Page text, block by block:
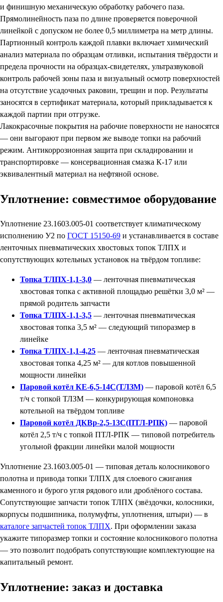
и финишную механическую обработку рабочего паза.
Прямолинейность паза по длине проверяется поверочной
линейкой с допуском не более 0,5 миллиметра на метр длины.
Партионный контроль каждой плавки включает химический
анализ материала по образцам отливки, испытания твёрдости и
предела прочности на образцах-свидетелях, ультразвуковой
контроль рабочей зоны паза и визуальный осмотр поверхностей
на отсутствие усадочных раковин, трещин и пор. Результаты
заносятся в сертификат материала, который прикладывается к
каждой партии при отгрузке.
Лакокрасочные покрытия на рабочие поверхности не наносятся
— они выгорают при первом же выводе топки на рабочий
режим. Антикоррозионная защита при складировании и
транспортировке — консервационная смазка К-17 или
эквивалентный материал на нефтяной основе.
Уплотнение: совместимое оборудование
Уплотнение 23.1603.005-01 соответствует климатическому
исполнению У2 по ГОСТ 15150-69 и устанавливается в составе
ленточных пневматических хвостовых топок ТЛПХ и
сопутствующих котельных установок на твёрдом топливе:
Топка ТЛПХ-1,1-3,0 — ленточная пневматическая
хвостовая топка с активной площадью решётки 3,0 м² —
прямой родитель запчасти
Топка ТЛПХ-1,1-3,5 — ленточная пневматическая
хвостовая топка 3,5 м² — следующий типоразмер в
линейке
Топка ТЛПХ-1,1-4,25 — ленточная пневматическая
хвостовая топка 4,25 м² — для котлов повышенной
мощности линейки
Паровой котёл КЕ-6,5-14С(ТЛЗМ) — паровой котёл 6,5
т/ч с топкой ТЛЗМ — конкурирующая компоновка
котельной на твёрдом топливе
Паровой котёл ДКВр-2,5-13С(ПТЛ-РПК) — паровой
котёл 2,5 т/ч с топкой ПТЛ-РПК — типовой потребитель
угольной фракции линейки малой мощности
Уплотнение 23.1603.005-01 — типовая деталь колосникового
полотна и привода топки ТЛПХ для слоевого сжигания
каменного и бурого угля рядового или дроблёного состава.
Сопутствующие запчасти топок ТЛПХ (звёздочки, колосники,
корпусы подшипника, полумуфты, уплотнения, штыри) — в
каталоге запчастей топок ТЛПХ. При оформлении заказа
укажите типоразмер топки и состояние колосникового полотна
— это позволит подобрать сопутствующие комплектующие на
капитальный ремонт.
Уплотнение: заказ и доставка